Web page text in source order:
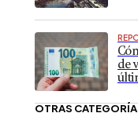
de
OTRAS